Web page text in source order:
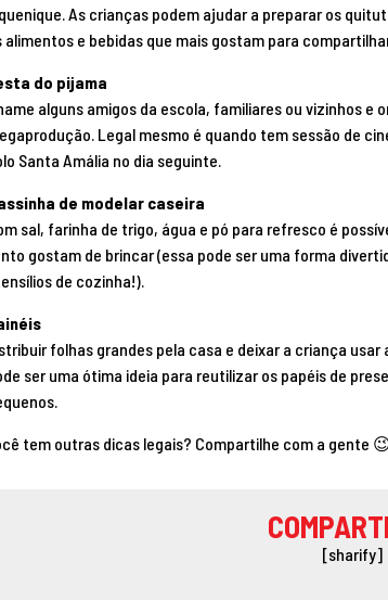
As crianças podem ajudar a preparar os
alimentos e bebidas que mais gostam para
do pijama
alguns amigos da escola, familiares ou vizinhos e
Legal mesmo é quando tem sessão de
Santa Amália no dia seguinte.
de modelar caseira
sal, farinha de trigo, água e pó para refresco é
gostam de brincar (essa pode ser uma forma
de cozinha!).
folhas grandes pela casa e deixar a criança
ser uma ótima ideia para reutilizar os papéis de
tem outras dicas legais? Compartilhe com a gente
[sharify]